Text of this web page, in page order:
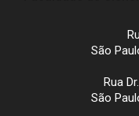
São
Rua
São